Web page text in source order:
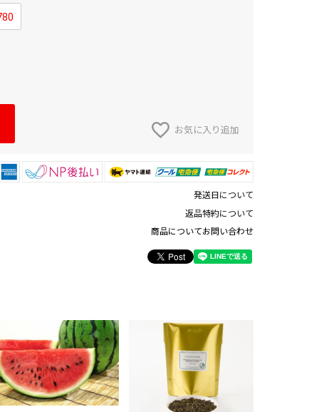
お気に入り追加
発送日について
返品特約について
商品についてお問い合わせ